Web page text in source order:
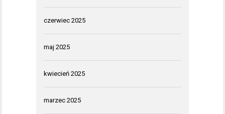
czerwiec 2025
maj 2025
kwiecień 2025
marzec 2025